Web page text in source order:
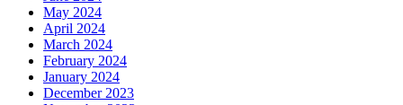
May 2024
April 2024
March 2024
February 2024
January 2024
December 2023